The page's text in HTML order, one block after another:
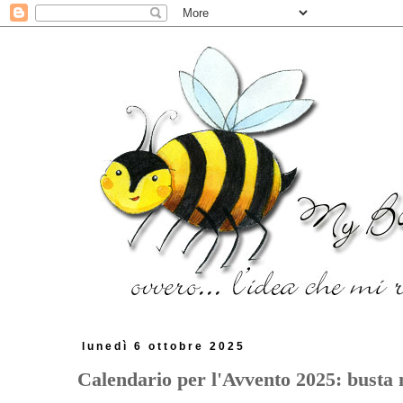
lunedì 6 ottobre 2025
Calendario per l'Avvento 2025: busta